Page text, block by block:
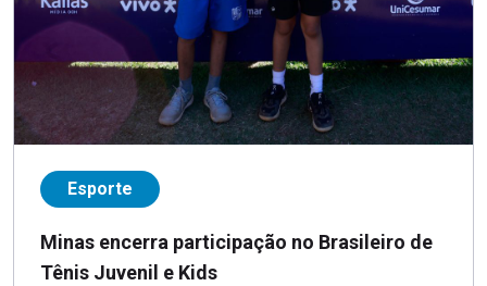
Esporte
Minas encerra participação no Brasileiro de
Tênis Juvenil e Kids